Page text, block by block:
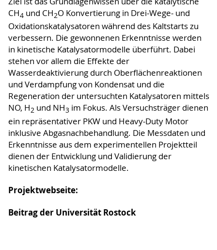
CH4 und CH2O Konvertierung in Drei-Wege- und
Oxidationskatalysatoren während des Kaltstarts zu
verbessern. Die gewonnenen Erkenntnisse werden
in kinetische Katalysatormodelle überführt. Dabei
stehen vor allem die Effekte der
Wasserdeaktivierung durch Oberflächenreaktionen
und Verdampfung von Kondensat und die
Regeneration der untersuchten Katalysatoren mittels
NO, H2 und NH3im Fokus. Als Versuchsträger dienen
ein repräsentativer PKW und Heavy-Duty Motor
inklusive Abgasnachbehandlung. Die Messdaten und
Erkenntnisse aus dem experimentellen Projektteil
dienen der Entwicklung und Validierung der
kinetischen Katalysatormodelle.
Projektwebseite:
Beitrag der Universität Rostock